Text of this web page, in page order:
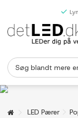
LED Pærer